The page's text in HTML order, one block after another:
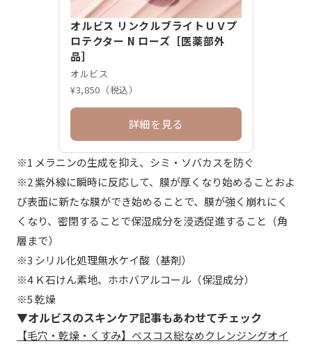
オルビス リンクルブライトＵＶプ
ロテクター N ローズ［医薬部外
品］
オルビス
¥3,850（税込）
詳細を見る
※1 メラニンの生成を抑え、シミ・ソバカスを防ぐ
※2 紫外線に瞬時に反応して、膜が厚くなり始めることおよ
び表面に新たな膜ができ始めることで、膜が強く崩れにく
くなり、密閉することで保湿成分を浸透促進すること（角
層まで）
※3 シリル化処理無水ケイ酸（基剤）
※4 Ｋ石けん素地、ホホバアルコール（保湿成分）
※5 乾燥
▼オルビスのスキンケア記事もあわせてチェック
【毛穴・乾燥・くすみ】ベスコス総なめクレンジングオイ